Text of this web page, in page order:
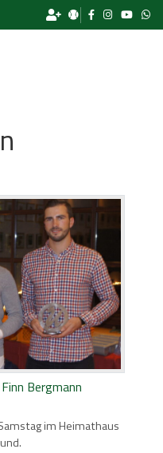
Bergmann
im Heimathaus